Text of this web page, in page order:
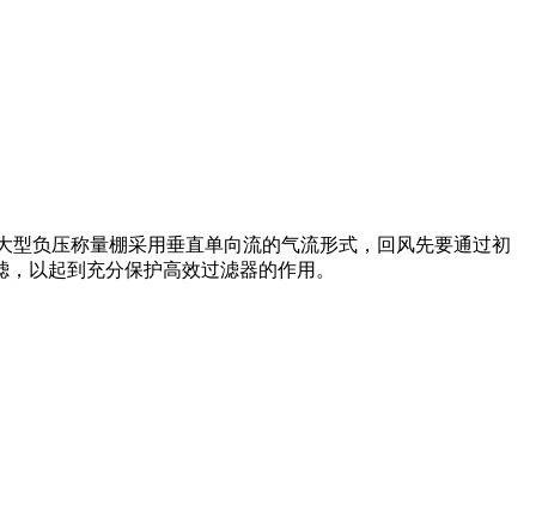
负压称量棚采用垂直单向流的气流形式，回风先要通过初
，以起到充分保护高效过滤器的作用。